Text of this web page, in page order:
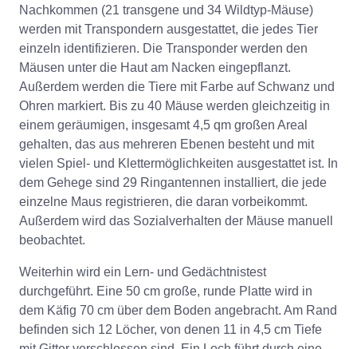
Nachkommen (21 transgene und 34 Wildtyp-Mäuse)
werden mit Transpondern ausgestattet, die jedes Tier
einzeln identifizieren. Die Transponder werden den
Mäusen unter die Haut am Nacken eingepflanzt.
Außerdem werden die Tiere mit Farbe auf Schwanz und
Ohren markiert. Bis zu 40 Mäuse werden gleichzeitig in
einem geräumigen, insgesamt 4,5 qm großen Areal
gehalten, das aus mehreren Ebenen besteht und mit
vielen Spiel- und Klettermöglichkeiten ausgestattet ist. In
dem Gehege sind 29 Ringantennen installiert, die jede
einzelne Maus registrieren, die daran vorbeikommt.
Außerdem wird das Sozialverhalten der Mäuse manuell
beobachtet.
Weiterhin wird ein Lern- und Gedächtnistest
durchgeführt. Eine 50 cm große, runde Platte wird in
dem Käfig 70 cm über dem Boden angebracht. Am Rand
befinden sich 12 Löcher, von denen 11 in 4,5 cm Tiefe